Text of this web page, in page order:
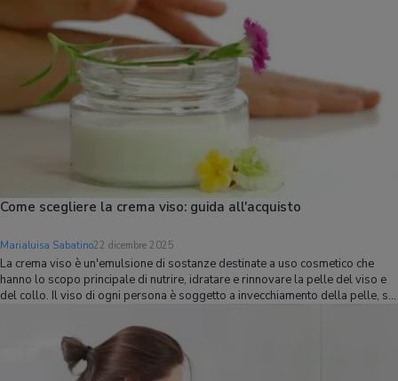
Come scegliere la crema viso: guida all'acquisto
Marialuisa Sabatino22 dicembre 2025
La crema viso è un'emulsione di sostanze destinate a uso cosmetico che
hanno lo scopo principale di nutrire, idratare e rinnovare la pelle del viso e
del collo. Il viso di ogni persona è soggetto a invecchiamento della pelle, sia